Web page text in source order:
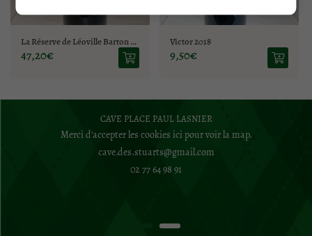
La Réserve de Léoville Barton 2018
47,20€
Victor 2018
9,50€
CAVE PLACE PAUL LASNIER
Merci d'accepter les cookies icipour voir la map.
02 77 64 98 91